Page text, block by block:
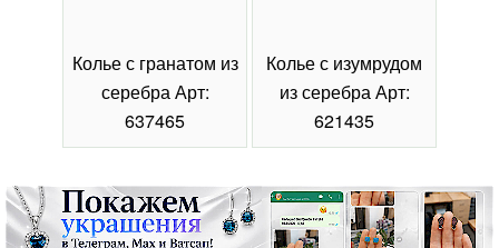
Колье с гранатом из
серебра Арт:
637465
Колье с изумрудом
из серебра Арт:
621435